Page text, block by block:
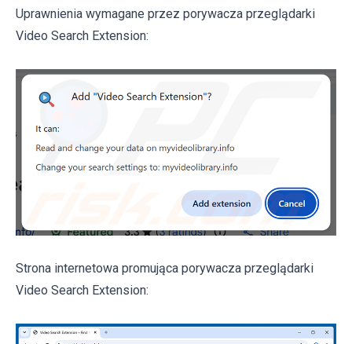
Uprawnienia wymagane przez porywacza przeglądarki
Video Search Extension:
Strona internetowa promująca porywacza przeglądarki
Video Search Extension: